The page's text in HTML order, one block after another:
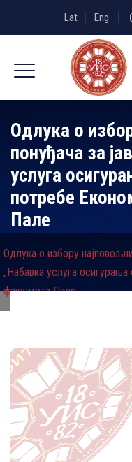
Lat Eng
Одлука о
понуђача за
услуга
потребе
Пале
Одлука о избору
„Набавка услуга
факултета Пале